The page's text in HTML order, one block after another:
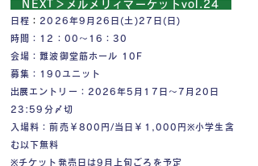
​NEXT＞メルメリィマーケットvol.24
日程 ： ​2026年9月26日(土)27日(日)
時間：12：00～16：30
会場：難波御堂筋ホール 10F
募集：190ユニット
​出展エントリー：2026年5月17日～7月20日
23:59分〆切
​入場料：前売￥800円/当日￥1,000円※小学生含
む以下無料
​※チケット発売日は9月上旬ごろを予定